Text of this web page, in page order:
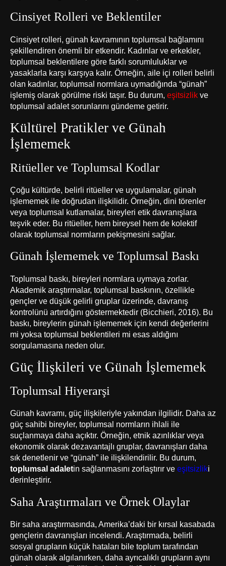
Cinsiyet Rolleri ve Beklentiler
Cinsiyet rolleri, günah kavramının toplumsal bağlamını
şekillendiren önemli bir etkendir. Kadınlar ve erkekler,
toplumsal beklentilere göre farklı sorumluluklar ve
yasaklarla karşı karşıya kalır. Örneğin, aile içi rolleri belirli
olan kadınlar, toplumsal normlara uymadığında “günah”
işlemiş olarak görülme riski taşır. Bu durum, eşitsizlik ve
toplumsal adalet sorunlarını gündeme getirir.
Kültürel Pratikler ve Günah
İşlememek
Ritüeller ve Toplumsal Kodlar
Çoğu kültürde, belirli ritüeller ve uygulamalar, günah
işlememek ile doğrudan ilişkilidir. Örneğin, dini törenler
veya toplumsal kutlamalar, bireyleri etik davranışlara
teşvik eder. Bu ritüeller, hem bireysel hem de kolektif
olarak toplumsal normların pekişmesini sağlar.
Günah İşlememek ve Toplumsal Baskı
Toplumsal baskı, bireyleri normlara uymaya zorlar.
Akademik araştırmalar, toplumsal baskının, özellikle
gençler ve düşük gelirli gruplar üzerinde, davranış
kontrolünü artırdığını göstermektedir (Bicchieri, 2016). Bu
baskı, bireylerin günah işlememek için kendi değerlerini
mi yoksa toplumsal beklentileri mi esas aldığını
sorgulamasına neden olur.
Güç İlişkileri ve Günah İşlememek
Toplumsal Hiyerarşi
Günah kavramı, güç ilişkileriyle yakından ilgilidir. Daha az
güç sahibi bireyler, toplumsal normların ihlali ile
suçlanmaya daha açıktır. Örneğin, etnik azınlıklar veya
ekonomik olarak dezavantajlı gruplar, davranışları daha
sık denetlenir ve “günah” ile ilişkilendirilir. Bu durum,
toplumsal adaletin sağlanmasını zorlaştırır ve eşitsizliki
derinleştirir.
Saha Araştırmaları ve Örnek Olaylar
Bir saha araştırmasında, Amerika’daki bir kırsal kasabada
gençlerin davranışları incelendi. Araştırmada, belirli
sosyal grupların küçük hataları bile toplum tarafından
günah olarak algılanırken, daha ayrıcalıklı grupların aynı